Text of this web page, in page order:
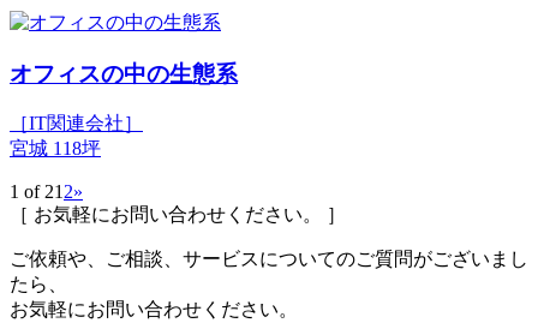
オフィスの中の生態系
［IT関連会社］
宮城 118坪
1 of 212»
［ お気軽にお問い合わせください。 ］
ご依頼や、ご相談、サービスについてのご質問がございまし
たら、
お気軽にお問い合わせください。